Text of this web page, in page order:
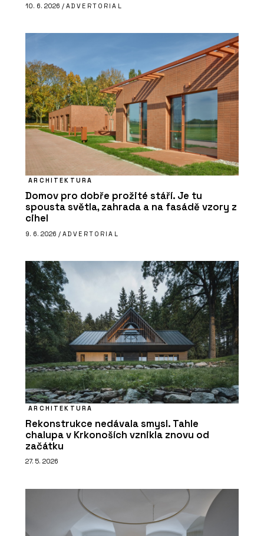
10. 6. 2026 / ADVERTORIAL
ARCHITEKTURA
Domov pro dobře prožité stáří. Je tu
spousta světla, zahrada a na fasádě vzory z
cihel
9. 6. 2026 / ADVERTORIAL
ARCHITEKTURA
Rekonstrukce nedávala smysl. Tahle
chalupa v Krkonoších vznikla znovu od
začátku
27. 5. 2026